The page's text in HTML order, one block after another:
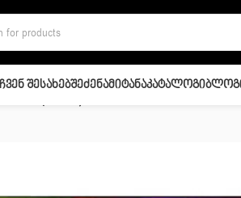
Ჩვენ ᲨესახებᲨეძენაᲛიტანაᲙატალოგი